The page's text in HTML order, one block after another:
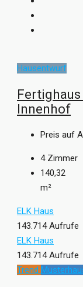
Hausentwurf
Innenhof
Preis auf
4 Zimmer
140,32
m²
ELK Haus
143.714 Aufrufe
ELK Haus
143.714 Aufrufe
Trend